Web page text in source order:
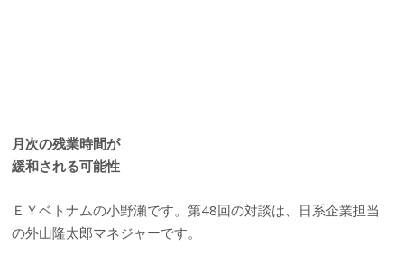
月次の残業時間が
緩和される可能性
ＥＹベトナムの小野瀬です。第48回の対談は、日系企業担当
の外山隆太郎マネジャーです。